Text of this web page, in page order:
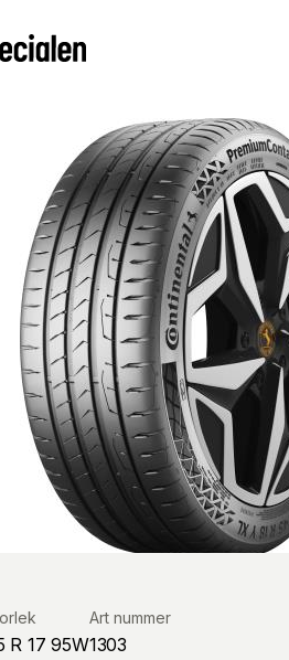
R 17 95W
Art nummer
1303